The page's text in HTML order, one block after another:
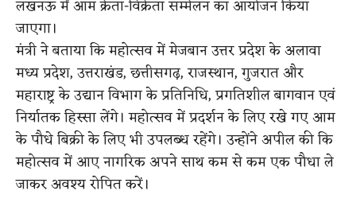
लखनऊ में आम क्रेता-विक्रेता सम्मेलन का आयोजन किया
जाएगा।
मंत्री ने बताया कि महोत्सव में मेजबान उत्तर प्रदेश के अलावा
मध्य प्रदेश, उत्तराखंड, छत्तीसगढ़, राजस्थान, गुजरात और
महाराष्ट्र के उ‌द्यान विभाग के प्रतिनिधि, प्रगतिशील बागवान एवं
निर्यातक हिस्सा लेंगे। महोत्सव में प्रदर्शन के लिए रखे गए आम
के पौधे बिक्री के लिए भी उपलब्ध रहेंगे। उन्होंने अपील की कि
महोत्सव में आए नागरिक अपने साथ कम से कम एक पौधा ले
जाकर अवश्य रोपित करें।